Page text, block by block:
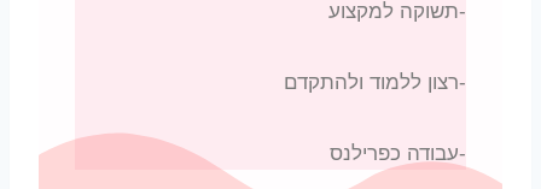
-תשוקה למקצוע
-רצון ללמוד ולהתקדם
-עבודה כפרילנס